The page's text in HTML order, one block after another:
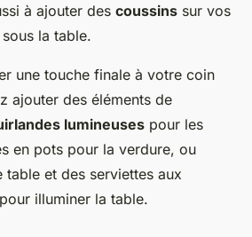
à ajouter des coussins sur vos
sous la table.
une touche finale à votre coin
ajouter des éléments de
lumineuses pour les
en pots pour la verdure, ou
table et des serviettes aux
illuminer la table.